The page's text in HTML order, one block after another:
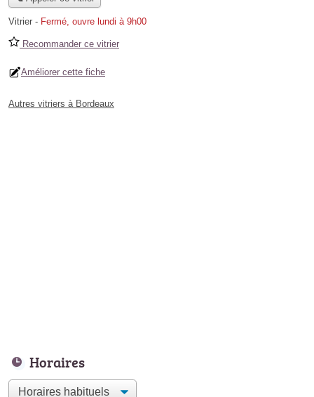
Vitrier - Fermé, ouvre lundi à 9h00
Recommander ce vitrier
Améliorer cette fiche
Autres vitriers à Bordeaux
Horaires